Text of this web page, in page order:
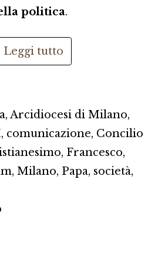
politica.
Leggi tutto
, Arcidiocesi di Milano,
, comunicazione, Concilio
, Francesco,
, Milano, Papa, società,